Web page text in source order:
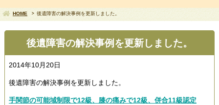
HOME 後遺障害の解決事例を更新しました。
後遺障害の解決事例を更新しました。
2014年10月20日
後遺障害の解決事例を更新しました。
手関節の可能域制限で12級、膝の痛みで12級、併合11級認定